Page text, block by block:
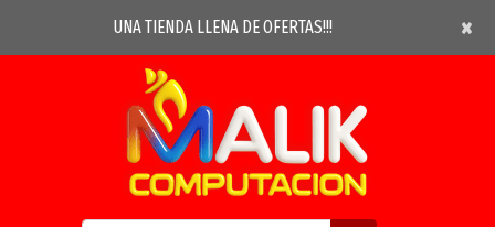
UNA TIENDA LLENA DE OFERTAS!!! ×
×